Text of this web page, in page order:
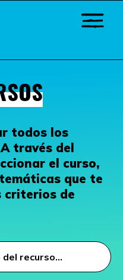
todos los
través del
el curso,
que te
criterios de